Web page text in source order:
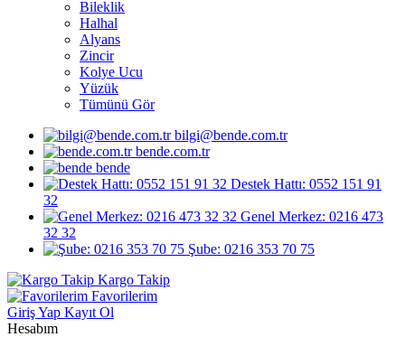
Bileklik
Halhal
Alyans
Zincir
Kolye Ucu
Yüzük
Tümünü Gör
bilgi@bende.com.tr
bende.com.tr
bende
Destek Hattı: 0552 151 91
32
Genel Merkez: 0216 473
32 32
Şube: 0216 353 70 75
Kargo Takip
Favorilerim
Giriş Yap Kayıt Ol
Hesabım